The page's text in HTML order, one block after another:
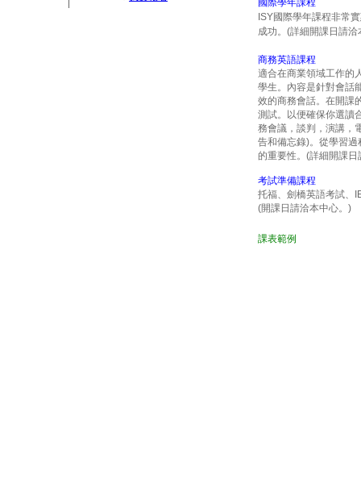
國際學年課程
ISY國際學年課程非常
成功。 (詳細開課日請洽
商務英語課程
適合在商業領域工作的
學生。內容是針對會話
效的商務會話。在開課
測試。以便確保你選讀
務會議，談判，演講，
告和備忘錄)。從學習
的重要性。 (詳細開課日
考試準備課程
托福、劍橋英語考試、
(開課日請洽本中心。)
課表範例